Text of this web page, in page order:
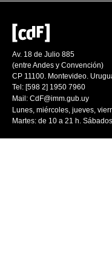
Av. 18 de Julio 885
(entre Andes y Convención)
CP 11100. Montevideo.
Tel: [598 2] 1950 7960
Mail: CdF@imm.gub.uy
Lunes, miércoles, jueves,
Martes: de 10 a 21 h.